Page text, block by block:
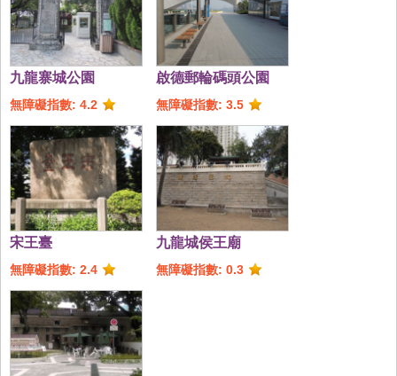
九龍寨城公園
無障礙指數: 4.2
啟德郵輪碼頭公園
無障礙指數: 3.5
宋王臺
無障礙指數: 2.4
九龍城侯王廟
無障礙指數: 0.3